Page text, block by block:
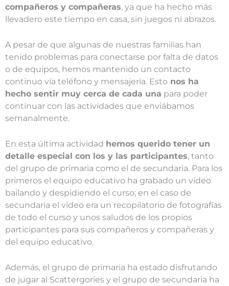
compañeros y compañeras, ya que ha hecho más
llevadero este tiempo en casa, sin juegos ni abrazos.
A pesar de que algunas de nuestras familias han
tenido problemas para conectarse por falta de datos
o de equipos, hemos mantenido un contacto
continuo vía teléfono y mensajería. Esto nos ha
hecho sentir muy cerca de cada una para poder
continuar con las actividades que enviábamos
semanalmente.
En esta última actividad hemos querido tener un
detalle especial con los y las participantes, tanto
del grupo de primaria como el de secundaria. Para los
primeros el equipo educativo ha grabado un vídeo
bailando y despidiendo el curso; en el caso de
secundaria el vídeo era un recopilatorio de fotografías
de todo el curso y unos saludos de los propios
participantes para sus compañeros y compañeras y
del equipo educativo.
Además, el grupo de primaria ha estado disfrutando
de jugar al Scattergories y el grupo de secundaria ha